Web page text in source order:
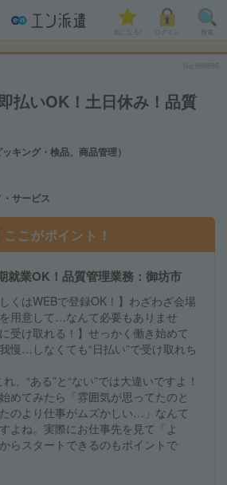
気になる! 検索
No.868885
払いOK！土日休み！品質
キング・検品、商品管理）
サービス
ここがポイント！
業OK！品質管理業務：御坊市
くはWEBで登録OK！】わざわざ会場
用意して…なんて必要もありませ
受け取れる！】せっかく働き始めて
慢…しなくても“日払い”で受け取れち
、“ある”と“ない”では大違いですよ！
めてみたら「雰囲気が思ってたのと
のより仕事がムズかしい…」なんて
よね。実際にお仕事先を見て「よ
らスタートできるのもポイントで